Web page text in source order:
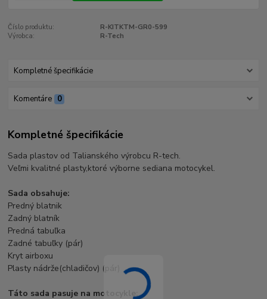
Číslo produktu:
R-KITKTM-GR0-599
Výrobca:
R-Tech
Kompletné špecifikácie
Komentáre 0
Kompletné špecifikácie
Sada plastov od Talianského výrobcu R-tech.
Veľmi kvalitné plasty,ktoré výborne sediana motocykel.
Sada obsahuje:
Predný blatnik
Zadný blatník
Predná tabuľka
Zadné tabuľky (pár)
Kryt airboxu
Plasty nádrže(chladičov) (pár)
Táto sada pasuje na motocykle: